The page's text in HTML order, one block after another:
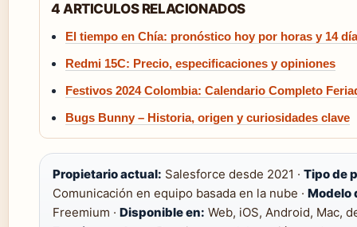
4 ARTICULOS RELACIONADOS
El tiempo en Chía: pronóstico hoy por horas y 14
Redmi 15C: Precio, especificaciones y opiniones
Festivos 2024 Colombia: Calendario Completo
Bugs Bunny – Historia, origen y curiosidades clave
Propietario actual: Salesforce desde 2021 · Tipo de
Comunicación en equipo basada en la nube · Modelo
Freemium · Disponible en: Web, iOS, Android, Mac,